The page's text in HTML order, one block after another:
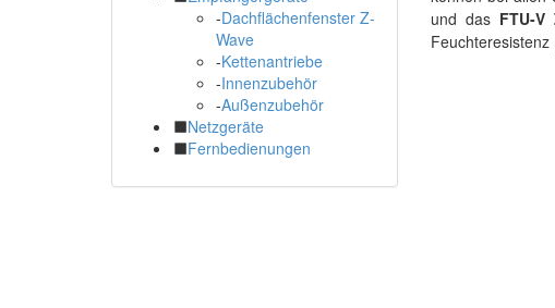
-Dachflächenfenster Z-
Wave
-Kettenantriebe
-Innenzubehör
-Außenzubehör
Netzgeräte
Fernbedienungen
und das FTU-V